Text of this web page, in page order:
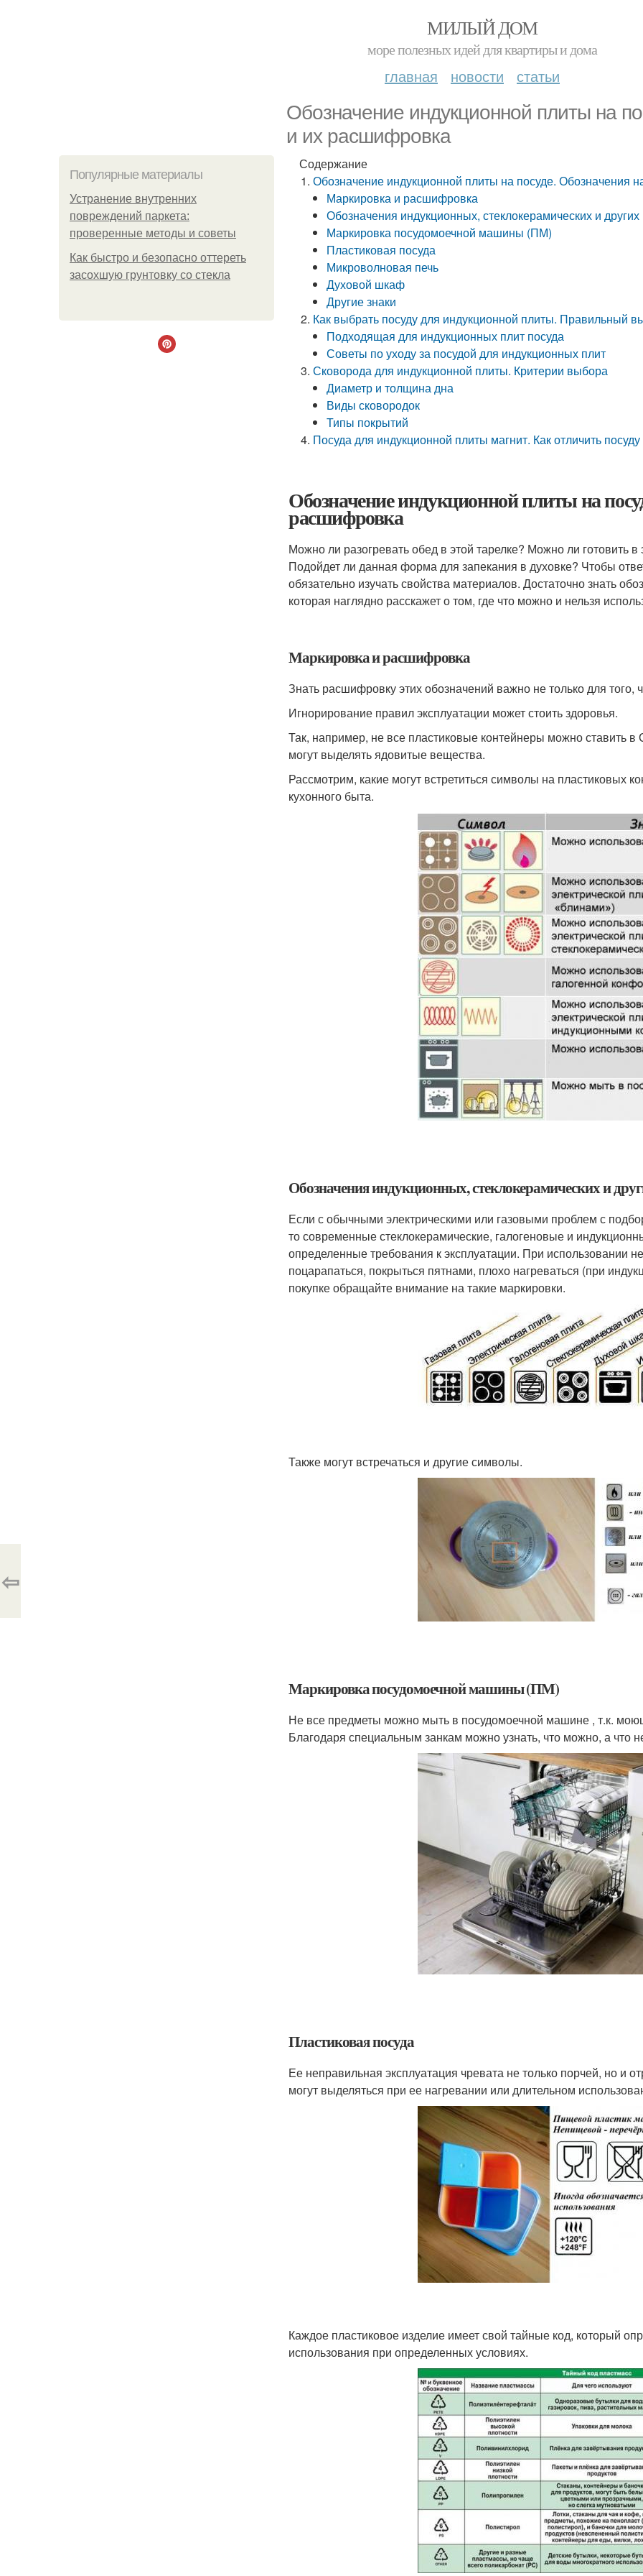
МИЛЫЙ ДОМ
море полезных идей для квартиры и дома
главная новости статьи
Обозначение индукционной плиты на
и их расшифровка
Популярные материалы
Устранение внутренних
повреждений паркета:
проверенные методы и советы
Как быстро и безопасно оттереть
засохшую грунтовку со стекла
Содержание
Обозначение индукционной плиты на посуде. Обозначения
Маркировка и расшифровка
Обозначения индукционных, стеклокерамических и других
Маркировка посудомоечной машины (ПМ)
Пластиковая посуда
Микроволновая печь
Духовой шкаф
Другие знаки
Как выбрать посуду для индукционной плиты. Правильный
Подходящая для индукционных плит посуда
Советы по уходу за посудой для индукционных плит
Сковорода для индукционной плиты. Критерии выбора
Диаметр и толщина дна
Виды сковородок
Типы покрытий
Посуда для индукционной плиты магнит. Как отличить
Обозначение индукционной плиты на
расшифровка
Можно ли разогревать обед в этой тарелке? Можно ли готовить
Подойдет ли данная форма для запекания в духовке? Чтобы
обязательно изучать свойства материалов. Достаточно знать
которая наглядно расскажет о том, где что можно и нельзя
Маркировка и расшифровка
Знать расшифровку этих обозначений важно не только для того,
Игнорирование правил эксплуатации может стоить здоровья.
Так, например, не все пластиковые контейнеры можно ставить
могут выделять ядовитые вещества.
Рассмотрим, какие могут встретиться символы на пластиковых
кухонного быта.
Обозначения индукционных, стеклокерамических и
Если с обычными электрическими или газовыми проблем с
то современные стеклокерамические, галогеновые и
определенные требования к эксплуатации. При использовании
поцарапаться, покрыться пятнами, плохо нагреваться (при
покупке обращайте внимание на такие маркировки.
Также могут встречаться и другие символы.
Маркировка посудомоечной машины (ПМ)
Не все предметы можно мыть в посудомоечной машине , т.к.
Благодаря специальным занкам можно узнать, что можно, а что
Пластиковая посуда
Ее неправильная эксплуатация чревата не только порчей, но и
могут выделяться при ее нагревании или длительном
Каждое пластиковое изделие имеет свой тайные код, который
использования при определенных условиях.
⇦